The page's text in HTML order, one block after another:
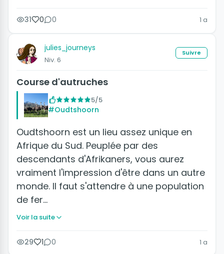
31 0 0 1 a
julies_journeys
Niv. 6
Suivre
Course d'autruches
5/5
#Oudtshoorn
Oudtshoorn est un lieu assez unique en
Afrique du Sud. Peuplée par des
descendants d'Afrikaners, vous aurez
vraiment l'impression d'être dans un autre
monde. Il faut s'attendre à une population
de fer…
Voir la suite
29 1 0 1 a